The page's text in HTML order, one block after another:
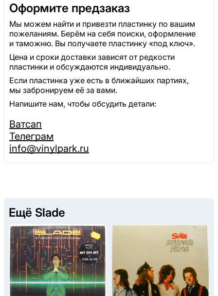
Оформите предзаказ
Мы можем найти и привезти пластинку по вашим
пожеланиям. Берём на себя поиски, оформление
и таможню. Вы получаете пластинку «под ключ».
Цена и сроки доставки зависят от редкости
пластинки и обсуждаются индивидуально.
Если пластинка уже есть в ближайших партиях,
мы забронируем её за вами.
Напишите нам, чтобы обсудить детали:
Ватсап
Телеграм
info@vinylpark.ru
Ещё Slade